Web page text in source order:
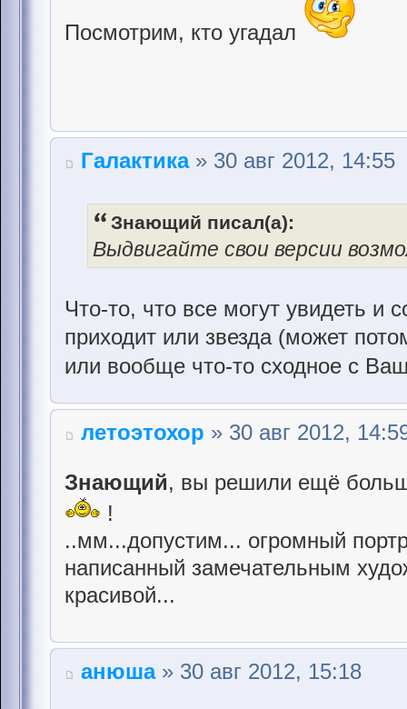
Посмотрим, кто угадал
Галактика» 30 авг 2012, 14:55
Знающий писал(а):
Выдвигайте свои версии
Что-то, что все могут увидеть и
приходит или звезда (может
или вообще что-то сходное с
летоэтохор » 30 авг 2012,
Знающий, вы решили ещё
!
..мм...допустим... огромный
написанный замечательным
красивой...
анюша» 30 авг 2012, 15:18